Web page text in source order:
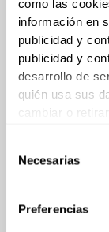
como las
información en
publicidad y
publicidad y
desarrollo de
quién usa sus
cambiar o
geográfica
Necesarias
Preferencias
viabilidad de
Share
0